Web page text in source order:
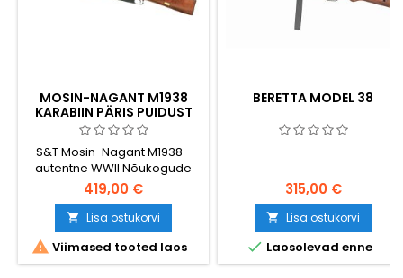
MOSIN-NAGANT M1938
KARABIIN PÄRIS PUIDUST
AIRSOFT VEDRUPÜSS - S&T
S&T Mosin-Nagant M1938 -
autentne WWII Nõukogude
karabiini airsoft replika päris
puidust ja täismetallist. Käsitsi
laaditav vedrumehhanism,
380-390 FPS, VSR-10 ühilduv,
480 mm sisetoru. Kompaktne
1020 mm - ideaalne
419,00 €
 Lisa ostukorvi
 Viimased tooted laos
BERETTA MODEL 38
315,00 €
 Lisa ostukorvi
 Laosolevad enne